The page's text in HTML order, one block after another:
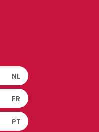
NL
FR
PT